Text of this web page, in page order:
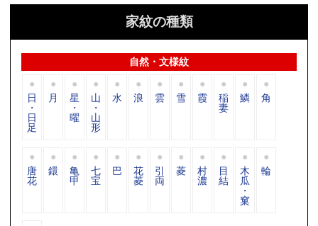
家紋の種類
自然・文様紋
日
・
日
足
月 星
・
曜
山
・
山
形
水 浪 雲 雪 霞 稲
妻
鱗 角
唐
花
鐶 亀
甲
七
宝
巴 花
菱
引
両
菱 村
濃
目
結
木
瓜
・
窠
輪